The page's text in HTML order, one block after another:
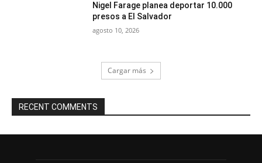
Nigel Farage planea deportar 10.000
presos a El Salvador
agosto 10, 2026
Cargar más
RECENT COMMENTS